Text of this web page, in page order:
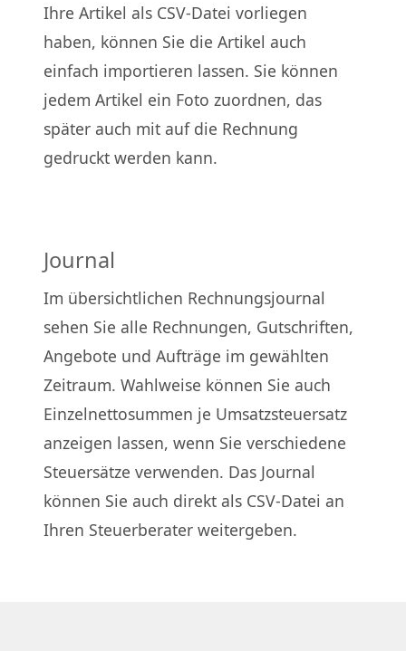
Ihre Artikel als CSV-Datei vorliegen
haben, können Sie die Artikel auch
einfach importieren lassen. Sie können
jedem Artikel ein Foto zuordnen, das
später auch mit auf die Rechnung
gedruckt werden kann.
Journal
Im übersichtlichen Rechnungsjournal
sehen Sie alle Rechnungen, Gutschriften,
Angebote und Aufträge im gewählten
Zeitraum. Wahlweise können Sie auch
Einzelnettosummen je Umsatzsteuersatz
anzeigen lassen, wenn Sie verschiedene
Steuersätze verwenden. Das Journal
können Sie auch direkt als CSV-Datei an
Ihren Steuerberater weitergeben.